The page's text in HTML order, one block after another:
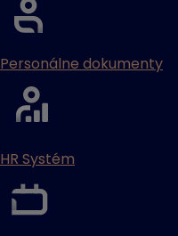
Personálne dokumenty
HR Systém